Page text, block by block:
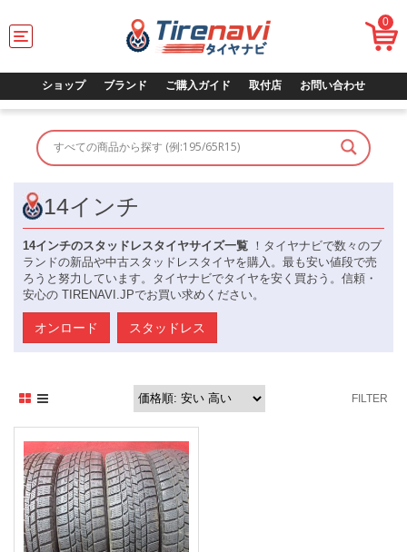
T
o
l
g
a
t
o
n
0
ショップ ブランド ご購入ガイド 取付店 お問い合わせ
14インチ
14インチのスタッドレスタイヤサイズ一覧 ！タイヤナビで数々のブ
ランドの新品や中古スタッドレスタイヤを購入。最も安い値段で売
ろうと努力しています。タイヤナビでタイヤを安く買おう。信頼・
安心の TIRENAVI.JPでお買い求めください。
オンロード スタッドレス
FILTER